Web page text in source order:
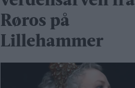
Røros på
Lillehammer